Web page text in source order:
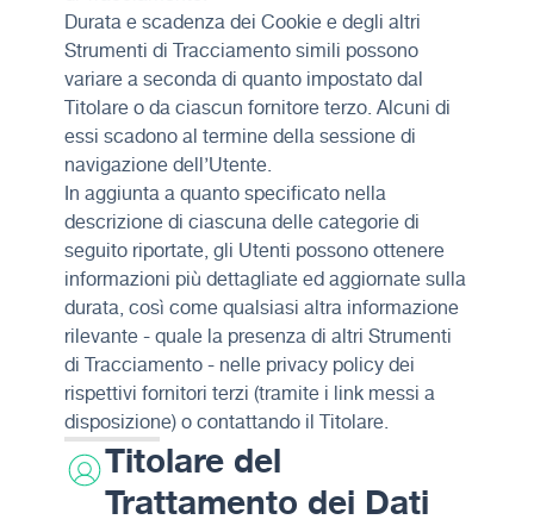
Durata e scadenza dei Cookie e degli altri
Strumenti di Tracciamento simili possono
variare a seconda di quanto impostato dal
Titolare o da ciascun fornitore terzo. Alcuni di
essi scadono al termine della sessione di
navigazione dell’Utente.
In aggiunta a quanto specificato nella
descrizione di ciascuna delle categorie di
seguito riportate, gli Utenti possono ottenere
informazioni più dettagliate ed aggiornate sulla
durata, così come qualsiasi altra informazione
rilevante - quale la presenza di altri Strumenti
di Tracciamento - nelle privacy policy dei
rispettivi fornitori terzi (tramite i link messi a
disposizione) o contattando il Titolare.
Titolare del
Trattamento dei Dati